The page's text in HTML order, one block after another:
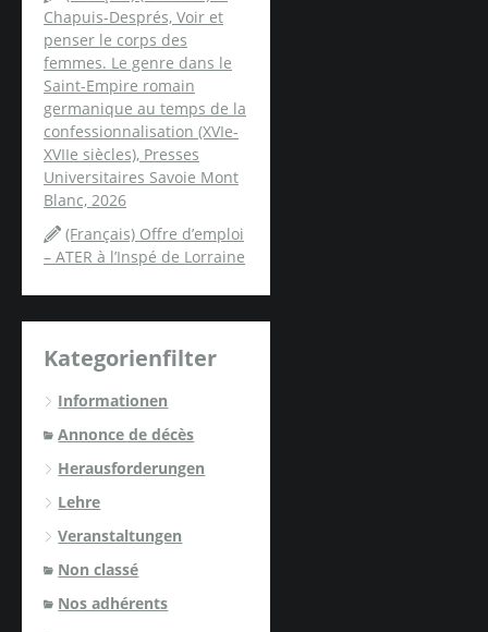
Chapuis-Després, Voir et
penser le corps des
femmes. Le genre dans le
Saint-Empire romain
germanique au temps de la
confessionnalisation (XVIe-
XVIIe siècles), Presses
Universitaires Savoie Mont
Blanc, 2026
(Français) Offre d’emploi
– ATER à l’Inspé de Lorraine
Kategorienfilter
Informationen
Annonce de décès
Herausforderungen
Lehre
Veranstaltungen
Non classé
Nos adhérents